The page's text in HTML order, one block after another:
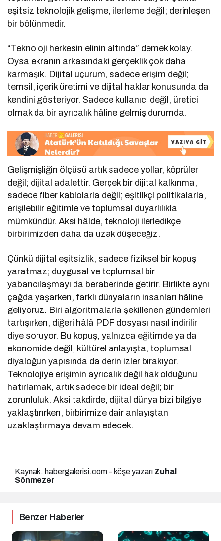
eşitsiz teknolojik gelişme, ilerleme değil; derinleşen
bir bölünmedir.
“Teknoloji herkesin elinin altında” demek kolay.
Oysa ekranın arkasındaki gerçeklik çok daha
karmaşık. Dijital uçurum, sadece erişim değil;
temsil, içerik üretimi ve dijital haklar konusunda da
kendini gösteriyor. Sadece kullanıcı değil, üretici
olmak da bir ayrıcalık hâline gelmiş durumda.
Gelişmişliğin ölçüsü artık sadece yollar, köprüler
değil; dijital adalettir. Gerçek bir dijital kalkınma,
sadece fiber kablolarla değil; eşitlikçi politikalarla,
erişilebilir eğitimle ve toplumsal duyarlılıkla
mümkündür. Aksi hâlde, teknoloji ilerledikçe
birbirimizden daha da uzak düşeceğiz.
Çünkü dijital eşitsizlik, sadece fiziksel bir kopuş
yaratmaz; duygusal ve toplumsal bir
yabancılaşmayı da beraberinde getirir. Birlikte aynı
çağda yaşarken, farklı dünyaların insanları hâline
geliyoruz. Biri algoritmalarla şekillenen gündemleri
tartışırken, diğeri hâlâ PDF dosyası nasıl indirilir
diye soruyor. Bu kopuş, yalnızca eğitimde ya da
ekonomide değil; kültürel anlayışta, toplumsal
diyaloğun yapısında da derin izler bırakıyor.
Teknolojiye erişimin ayrıcalık değil hak olduğunu
hatırlamak, artık sadece bir ideal değil; bir
zorunluluk. Aksi takdirde, dijital dünya bizi bilgiye
yaklaştırırken, birbirimize dair anlayıştan
uzaklaştırmaya devam edecek.
Kaynak. habergalerisi.com – köşe yazarı Zuhal
Sönmezer
Benzer Haberler